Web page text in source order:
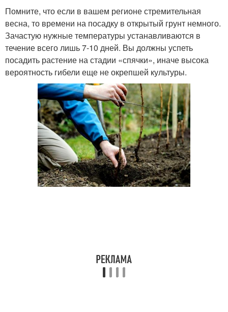
Помните, что если в вашем регионе стремительная
весна, то времени на посадку в открытый грунт немного.
Зачастую нужные температуры устанавливаются в
течение всего лишь 7-10 дней. Вы должны успеть
посадить растение на стадии «спячки», иначе высока
вероятность гибели еще не окрепшей культуры.